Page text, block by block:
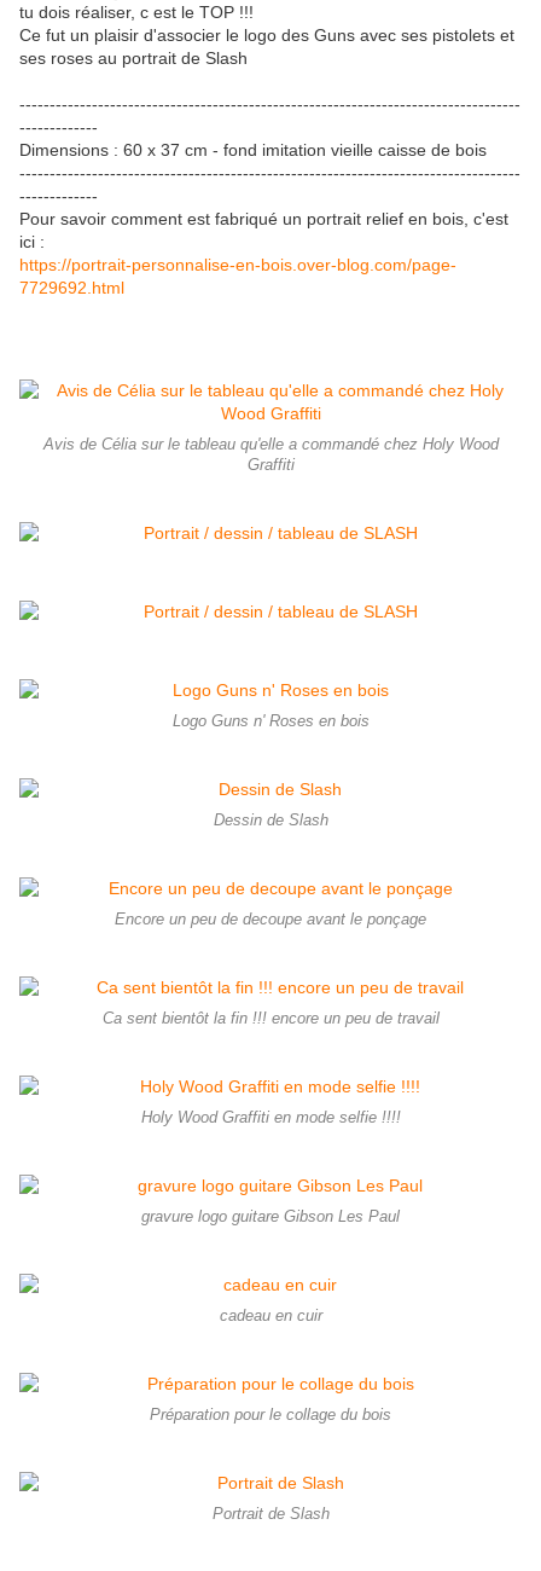
tu dois réaliser, c est le TOP !!!
Ce fut un plaisir d'associer le logo des Guns avec ses pistolets et
ses roses au portrait de Slash
-----------------------------------------------------------------------------------
-------------
Dimensions : 60 x 37 cm - fond imitation vieille caisse de bois
-----------------------------------------------------------------------------------
-------------
Pour savoir comment est fabriqué un portrait relief en bois, c'est
ici :
https://portrait-personnalise-en-bois.over-blog.com/page-
7729692.html
Avis de Célia sur le tableau qu'elle a commandé chez Holy Wood
Graffiti
Logo Guns n' Roses en bois
Dessin de Slash
Encore un peu de decoupe avant le ponçage
Ca sent bientôt la fin !!! encore un peu de travail
Holy Wood Graffiti en mode selfie !!!!
gravure logo guitare Gibson Les Paul
cadeau en cuir
Préparation pour le collage du bois
Portrait de Slash